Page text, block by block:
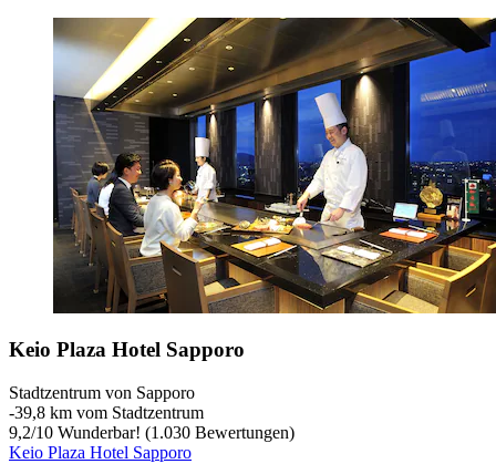
Keio Plaza Hotel Sapporo
Stadtzentrum von Sapporo
‐39,8 km vom Stadtzentrum
9,2/10 Wunderbar! (1.030 Bewertungen)
Keio Plaza Hotel Sapporo